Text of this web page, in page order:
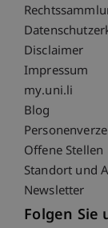
Fußzeile
Disclaimer
Impressum
Fußzeile
my.uni.li
Blog
Offene Stellen
Standort und
Newsletter
Folgen Sie